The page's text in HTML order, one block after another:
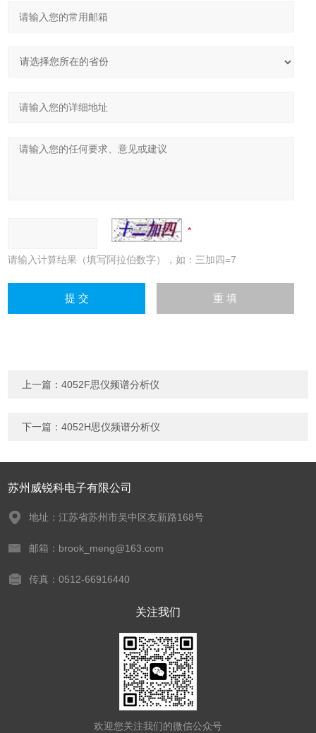
请输入计算结果（填写阿拉伯数字），如：三加四=7
上一篇：4052F思仪频谱分析仪
下一篇：4052H思仪频谱分析仪
苏州威锐科电子有限公司
地址：江苏省苏州市吴中区友新路168号
邮箱：brook_meng@163.com
传真：0512-66916440
关注我们
欢迎您关注我们的微信公众号